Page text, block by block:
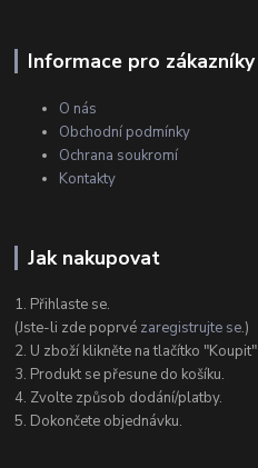
Informace pro zákazníky
O nás
Obchodní podmínky
Ochrana soukromí
Kontakty
Jak nakupovat
1. Přihlaste se.
(Jste-li zde poprvé zaregistrujte se.)
2. U zboží klikněte na tlačítko "Koupit"
3. Produkt se přesune do košíku.
4. Zvolte způsob dodání/platby.
5. Dokončete objednávku.